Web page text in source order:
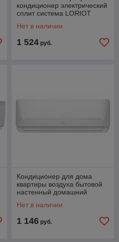
кондиционер электрический
сплит система LORIOT
Нет в наличии
1 524 руб.
Кондиционер для дома
квартиры воздуха бытовой
настенный домашний
JAX ACE-10HE
Нет в наличии
1 146 руб.